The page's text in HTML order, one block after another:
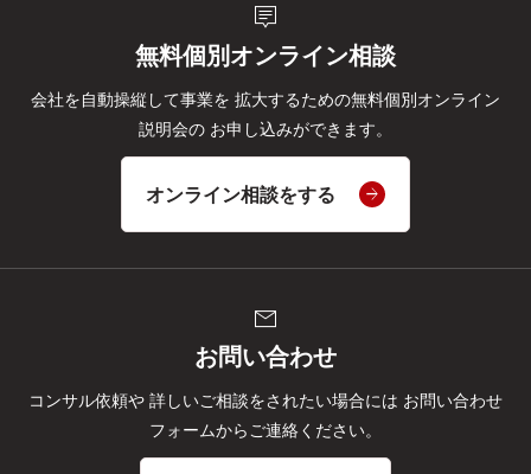
tooltip_2
無料個別オンライン相談
会社を自動操縦して事業を 拡大するための無料個別オンライン
説明会の お申し込みができます。
オンライン相談をする
mail
お問い合わせ
コンサル依頼や 詳しいご相談をされたい場合には お問い合わせ
フォームからご連絡ください。